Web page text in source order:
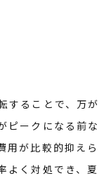
することで、万が
ピークになる前な
用が比較的抑えら
よく対処でき、夏